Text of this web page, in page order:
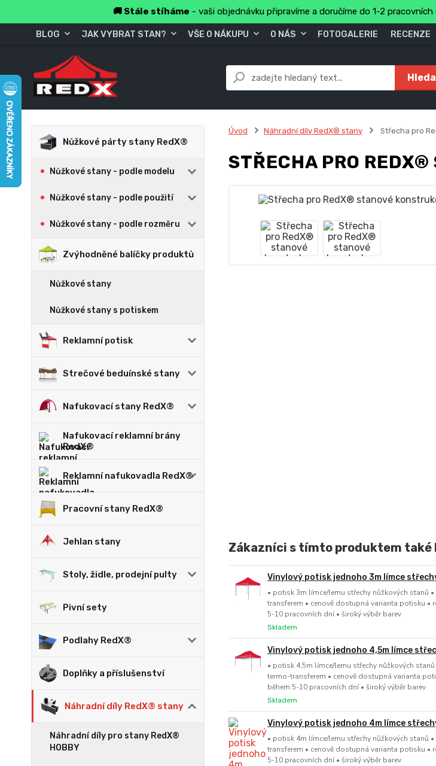
🚚 Stále stíháme - vaši objednávku připravíme a doručíme do 1-2
BLOG JAK VYBRAT STAN? VŠE O NÁKUPU O NÁS FOTOGALERIE RECENZE
Nůžkové párty stany RedX®
Nůžkové stany - podle modelu
Nůžkové stany - podle použití
Nůžkové stany - podle rozměru
Zvýhodněné balíčky produktů
Nůžkové stany
Nůžkové stany s potiskem
Reklamní potisk
Strečové beduínské stany
Nafukovací stany RedX®
Nafukovací reklamní brány
RedX®
Reklamní nafukovadla RedX®
Pracovní stany RedX®
Jehlan stany
Stoly, židle, prodejní pulty
Pivní sety
Podlahy RedX®
Doplňky a příslušenství
Náhradní díly RedX® stany
Náhradní díly pro stany RedX®
HOBBY
Úvod Náhradní díly RedX® stany Střecha pro
STŘECHA PRO REDX®
Zákazníci s tímto produktem také
Vinylový potisk jednoho 3m límce
• potisk 3m límce/lemu střechy nůžkových stanů
transferem • cenově dostupná varianta potisku •
5-10 pracovních dní • široký výběr barev
Skladem
Vinylový potisk jednoho 4,5m límce
• potisk 4,5m límce/lemu střechy nůžkových
termo-transferem • cenově dostupná varianta
během 5-10 pracovních dní • široký výběr barev
Skladem
Vinylový potisk jednoho 4m límce
• potisk 4m límce/lemu střechy nůžkových stanů
transferem • cenově dostupná varianta potisku •
5-10 pracovních dní • široký výběr barev